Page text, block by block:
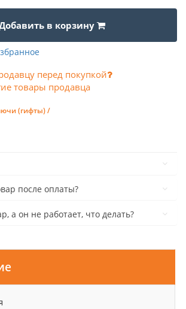
в корзину
перед покупкой
товары продавца
(гифты) /
после оплаты?
а он не работает, что делать?